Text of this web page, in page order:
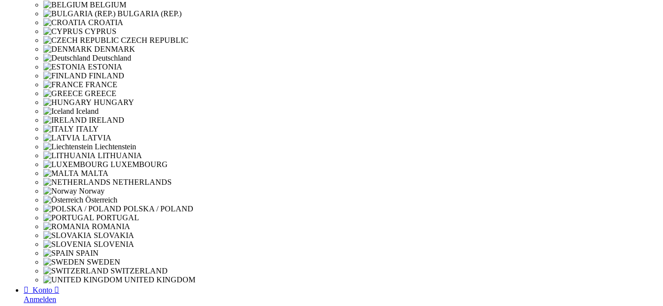
BELGIUM
BULGARIA (REP.)
CROATIA
CYPRUS
CZECH REPUBLIC
DENMARK
Deutschland
ESTONIA
FINLAND
FRANCE
GREECE
HUNGARY
Iceland
IRELAND
ITALY
LATVIA
Liechtenstein
LITHUANIA
LUXEMBOURG
MALTA
NETHERLANDS
Norway
Österreich
POLSKA / POLAND
PORTUGAL
ROMANIA
SLOVAKIA
SLOVENIA
SPAIN
SWEDEN
SWITZERLAND
UNITED KINGDOM
 Konto 
Anmelden